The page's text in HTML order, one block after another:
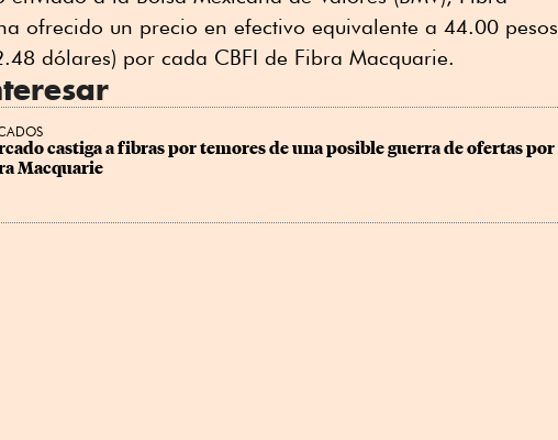
ofrecido un precio en efectivo equivalente a 44.00 pesos
dólares) por cada CBFI de Fibra Macquarie.
castiga a fibras por temores de una posible guerra de ofertas por
Macquarie